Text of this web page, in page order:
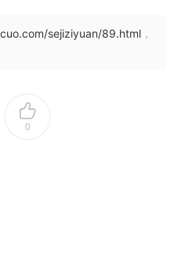
sejiziyuan/89.html ，
0